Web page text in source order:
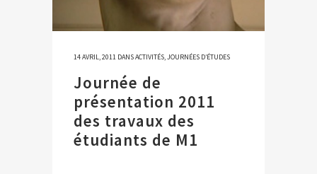
14 AVRIL, 2011 DANSACTIVITÉS,JOURNÉES D’ÉTUDES
Journée de
présentation 2011
des travaux des
étudiants de M1